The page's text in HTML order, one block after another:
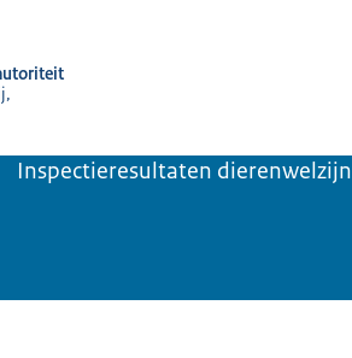
Inspectieresultaten dierenwelzijn